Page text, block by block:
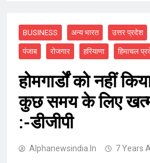
BUSINESS अन्य भारत उत्तर प्रदेश
पंजाब रोजगार हरियाणा हिमाचल
होमगार्डों को नहीं
कुछ समय के लिए
:-डीजीपी
Alphanewsindia.in 7 Years